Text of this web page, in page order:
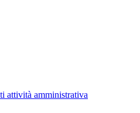
attività amministrativa